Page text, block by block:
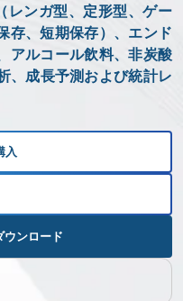
レンガ型、定形型、ゲー
存、短期保存）、エンド
アルコール飲料、非炭酸
、成長予測および統計レ
入
ウンロード